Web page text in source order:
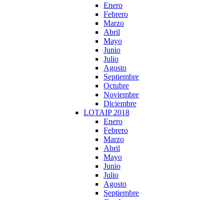
Enero
Febrero
Marzo
Abril
Mayo
Junio
Julio
Agosto
Septiembre
Octubre
Noviembre
Diciembre
LOTAIP 2018
Enero
Febrero
Marzo
Abril
Mayo
Junio
Julio
Agosto
Septiembre